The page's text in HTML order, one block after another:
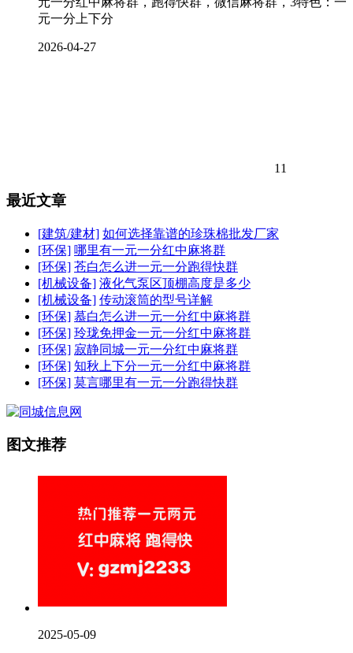
元一分上下分
2026-04-27
11
最近文章
[建筑/建材] 如何选择靠谱的珍珠棉批发厂家
[环保] 哪里有一元一分红中麻将群
[环保] 苍白怎么进一元一分跑得快群
[机械设备] 液化气泵区顶棚高度是多少
[机械设备] 传动滚筒的型号详解
[环保] 慕白怎么进一元一分红中麻将群
[环保] 玲珑免押金一元一分红中麻将群
[环保] 寂静同城一元一分红中麻将群
[环保] 知秋上下分一元一分红中麻将群
[环保] 莫言哪里有一元一分跑得快群
图文推荐
2025-05-09